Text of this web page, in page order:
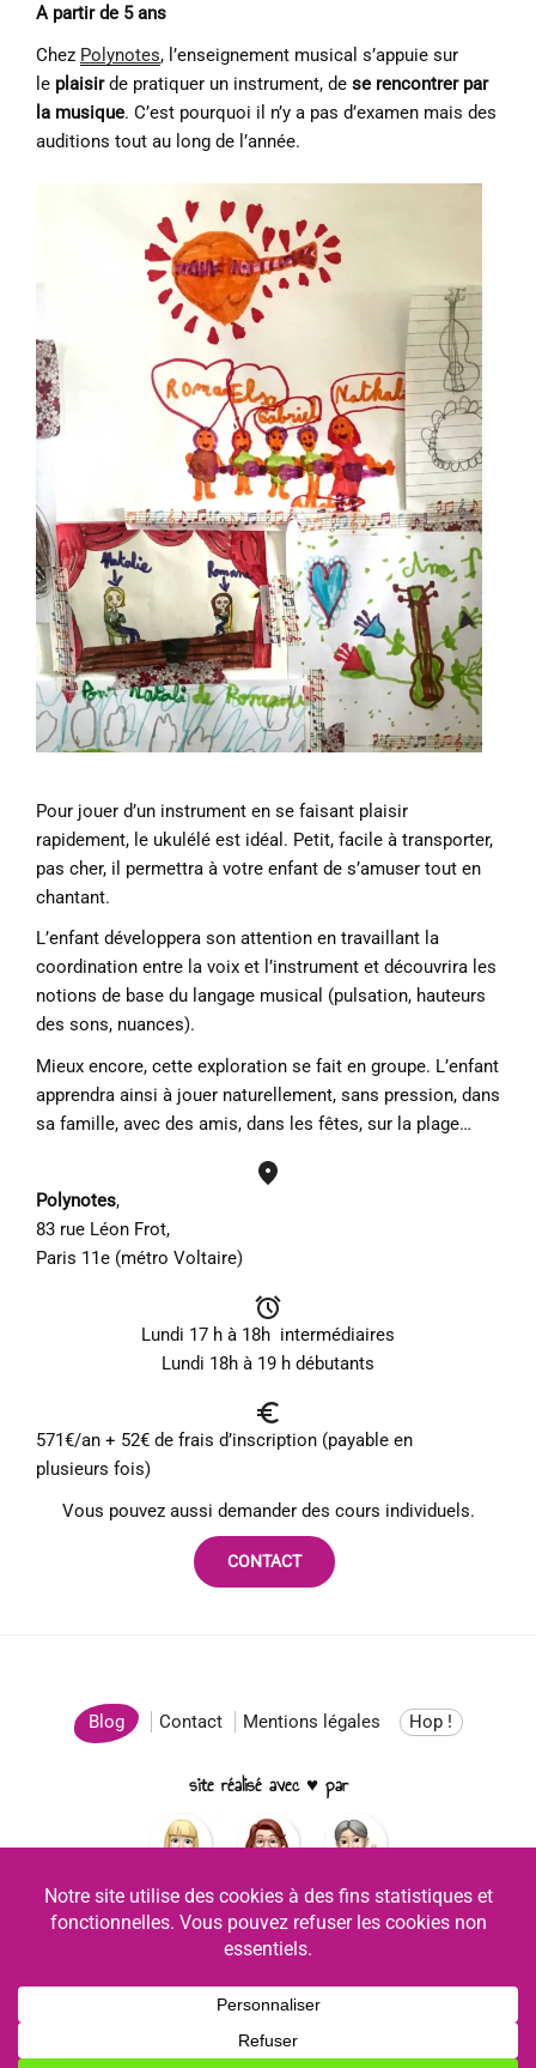
A partir de 5 ans
Chez Polynotes, l’enseignement musical s’appuie sur
le plaisirde pratiquer un instrument, de se rencontrer par
la musique. C’est pourquoi il n’y a pas d’examen mais des
auditions tout au long de l’année.
Pour jouer d’un instrument en se faisant plaisir
rapidement, le ukulélé est idéal. Petit, facile à transporter,
pas cher, il permettra à votre enfant de s’amuser tout en
chantant.
L’enfant développera son attention en travaillant la
coordination entre la voix et l’instrument et découvrira les
notions de base du langage musical (pulsation, hauteurs
des sons, nuances).
Mieux encore, cette exploration se fait en groupe. L’enfant
apprendra ainsi à jouer naturellement, sans pression, dans
sa famille, avec des amis, dans les fêtes, sur la plage…
Polynotes,
83 rue Léon Frot,
Paris 11e (métro Voltaire)
Lundi 17 h à 18h intermédiaires
Lundi 18h à 19 h débutants
571€/an + 52€ de frais d’inscription (payable en
plusieurs fois)
Vous pouvez aussi demander des cours individuels.
CONTACT
Blog Contact Mentions légales Hop !
site réalisé avec ♥ par
Copyright © 2026 Chanter Ukulélé - Tous droits réservés